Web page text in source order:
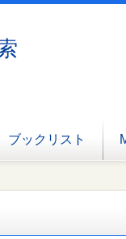
ブックリスト